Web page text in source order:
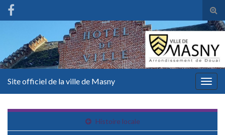
Site officiel de la ville de Masny
Histoire locale